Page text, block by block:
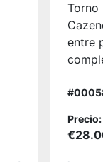
Torno
entre
Precio: